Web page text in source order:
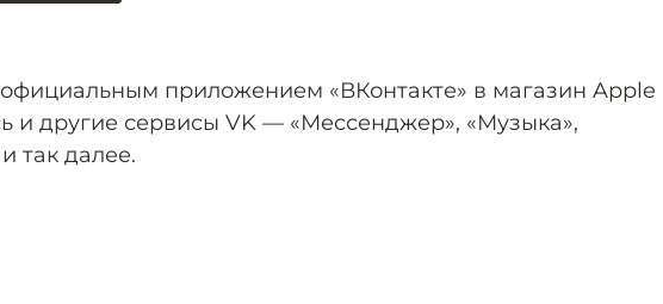
приложением «ВКонтакте» в магазин Apple
и другие сервисы VK — «Мессенджер», «Музыка»,
так далее.